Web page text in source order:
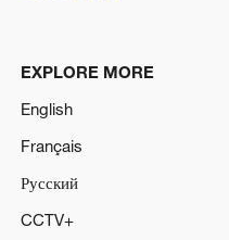
EXPLORE MORE
English
Français
Русский
CCTV+